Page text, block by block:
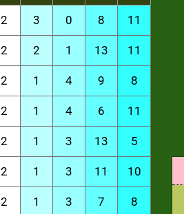
2 3 0 8 11
2 2 1 13 11
2 1 4 9 8
2 1 4 6 11
2 1 3 13 5
2 1 3 11 10
2 1 3 7 8